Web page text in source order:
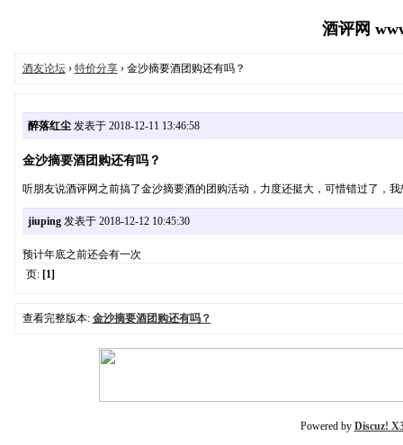
酒评网
酒友论坛› 特价分享› 金沙摘要酒团购还有吗？
醉落红尘发表于 2018-12-11 13:46:58
金沙摘要酒团购还有吗？
听朋友说酒评网之前搞了金沙摘要酒的团购活动，力度还挺大，可惜错过了，
jiuping发表于 2018-12-12 10:45:30
预计年底之前还会有一次
页: [1]
查看完整版本: 金沙摘要酒团购还有吗？
Powered by Discuz!